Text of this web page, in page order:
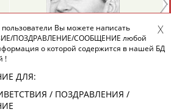
Анатолий
ИОНОВ
У ПЕРСОН ИЗ МИРА
Вы можете написать
ПОЗДРАВЛЕНИЕ/СООБЩЕНИЕ любой
о которой содержится в нашей БД
!
ДЛЯ:
/ ПОЗДРАВЛЕНИЯ /